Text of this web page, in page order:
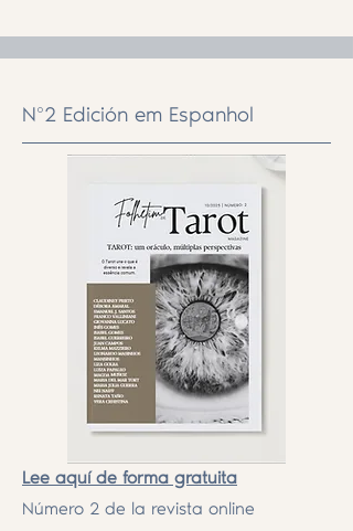
Nº2 Edición em Espanhol
Lee aquí de forma gratuita
Número 2 de la revista online